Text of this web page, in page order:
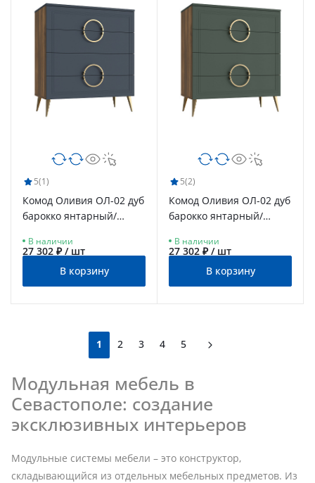
5(1)
Комод Оливия ОЛ-02 дуб
барокко янтарный/
В наличии
27 302 ₽ / шт
В корзину
5(2)
Комод Оливия ОЛ-02 дуб
барокко янтарный/
В наличии
27 302 ₽ / шт
В корзину
1 2 3 4 5
Модульная мебель в
Севастополе: создание
эксклюзивных интерьеров
Модульные системы мебели – это конструктор,
складывающийся из отдельных мебельных предметов. Из